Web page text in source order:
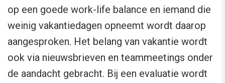
op een goede work-life balance en iemand die
weinig vakantiedagen opneemt wordt daarop
aangesproken. Het belang van vakantie wordt
ook via nieuwsbrieven en teammeetings onder
de aandacht gebracht. Bij een evaluatie wordt